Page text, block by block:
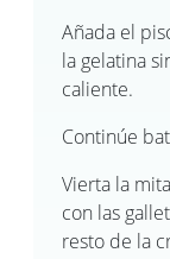
Añada el
la gelatina
caliente.
Continúe
Vierta la
con las
resto de la